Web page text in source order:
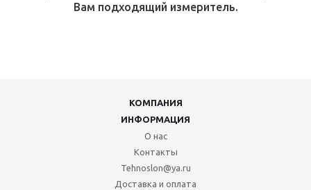
Вам подходящий измеритель.
КОМПАНИЯ
ИНФОРМАЦИЯ
О нас
Контакты
Tehnoslon@ya.ru
Доставка и оплата